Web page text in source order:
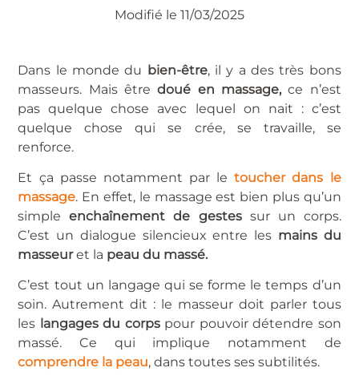
Modifié le 11/03/2025
Dans le monde du bien-être, il y a des très bons
masseurs. Mais êtredoué en massage,ce n’est
pas quelque chose avec lequel on nait : c’est
quelque chose qui se crée, se travaille, se
renforce.
Et ça passe notamment par letoucher dans le
massage. En effet, le massage est bien plus qu’un
simpleenchaînement de gestes sur un corps.
C’est un dialogue silencieux entre les mains du
masseuret la peau du massé.
C’est tout un langage qui se forme le temps d’un
soin. Autrement dit : le masseur doit parler tous
les langages du corps pour pouvoir détendre son
massé. Ce qui implique notamment de
comprendre la peau, dans toutes ses subtilités.